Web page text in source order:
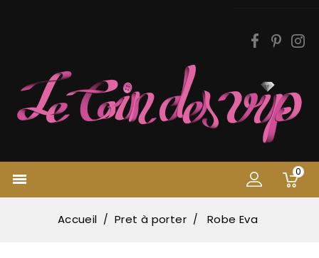
 0
Accueil Pret à porter Robe Eva